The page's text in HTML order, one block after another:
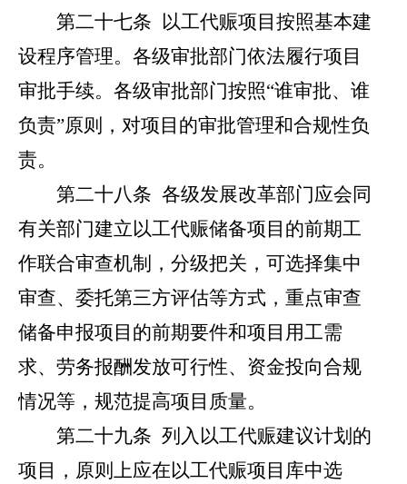
第二十七条
以工代赈项目按照基本建
设程序管理。各级审批部门依法履行项目
审批手续。各级审批部门按照“谁审批、谁
负责”原则，对项目的审批管理和合规性负
责。
第二十八条 各级发展改革部门应会同
有关部门建立以工代赈储备项目的前期工
作联合审查机制，分级把关，可选择集中
审查、委托第三方评估等方式， 重点审查
储备申报项目的前期要件和项目用工需
求、劳务报酬发放可行性、资金投向合规
情况等，规范提高项目质量。
第二十九条 列入以工代赈建议计划的
项目，原则上应在以工代赈项目库中选